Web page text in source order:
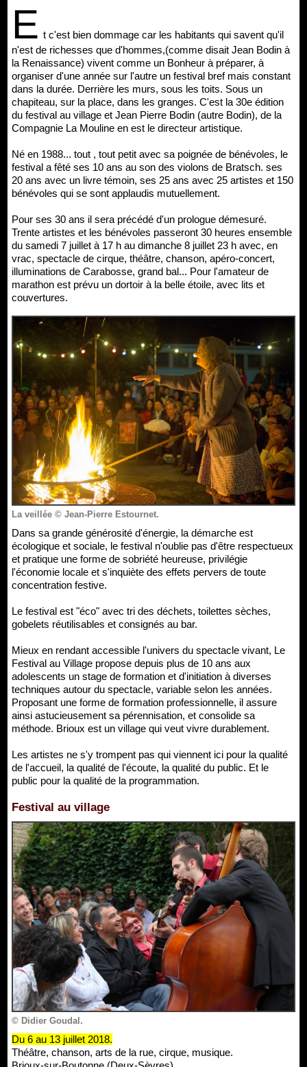
E t c'est bien dommage car les habitants qui savent qu'il
n'est de richesses que d'hommes,(comme disait Jean Bodin à
la Renaissance) vivent comme un Bonheur à préparer, à
organiser d'une année sur l'autre un festival bref mais constant
dans la durée. Derrière les murs, sous les toits. Sous un
chapiteau, sur la place, dans les granges. C'est la 30e édition
du festival au village et Jean Pierre Bodin (autre Bodin), de la
Compagnie La Mouline en est le directeur artistique.
Né en 1988... tout , tout petit avec sa poignée de bénévoles, le
festival a fêté ses 10 ans au son des violons de Bratsch. ses
20 ans avec un livre témoin, ses 25 ans avec 25 artistes et 150
bénévoles qui se sont applaudis mutuellement.
Pour ses 30 ans il sera précédé d'un prologue démesuré.
Trente artistes et les bénévoles passeront 30 heures ensemble
du samedi 7 juillet à 17 h au dimanche 8 juillet 23 h avec, en
vrac, spectacle de cirque, théâtre, chanson, apéro-concert,
illuminations de Carabosse, grand bal... Pour l'amateur de
marathon est prévu un dortoir à la belle étoile, avec lits et
couvertures.
La veillée © Jean-Pierre Estournet.
Dans sa grande générosité d'énergie, la démarche est
écologique et sociale, le festival n'oublie pas d'être respectueux
et pratique une forme de sobriété heureuse, privilégie
l'économie locale et s'inquiète des effets pervers de toute
concentration festive.
Le festival est "éco" avec tri des déchets, toilettes sèches,
gobelets réutilisables et consignés au bar.
Mieux en rendant accessible l'univers du spectacle vivant, Le
Festival au Village propose depuis plus de 10 ans aux
adolescents un stage de formation et d'initiation à diverses
techniques autour du spectacle, variable selon les années.
Proposant une forme de formation professionnelle, il assure
ainsi astucieusement sa pérennisation, et consolide sa
méthode. Brioux est un village qui veut vivre durablement.
Les artistes ne s'y trompent pas qui viennent ici pour la qualité
de l'accueil, la qualité de l'écoute, la qualité du public. Et le
public pour la qualité de la programmation.
Festival au village
© Didier Goudal.
Du 6 au 13 juillet 2018.
Théâtre, chanson, arts de la rue, cirque, musique.